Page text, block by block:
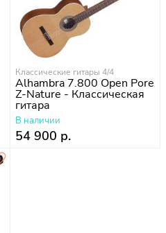
Классические гитары 4/4
Alhambra 7.800 Open Pore
Z-Nature - Классическая
гитара
В наличии
54 900 р.